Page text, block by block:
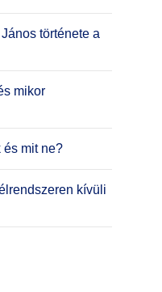
története a
mikor
és mit ne?
kívüli